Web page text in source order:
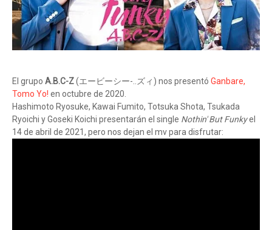
El grupo A.B.C-Z(エービーシー-..ズィ) nos presentó Ganbare,
Tomo Yo! en octubre de 2020.
Hashimoto Ryosuke, Kawai Fumito, Totsuka Shota, Tsukada
Ryoichi y Goseki Koichi presentarán el single Nothin' But Funkyel
14 de abril de 2021, pero nos dejan el mv para disfrutar: